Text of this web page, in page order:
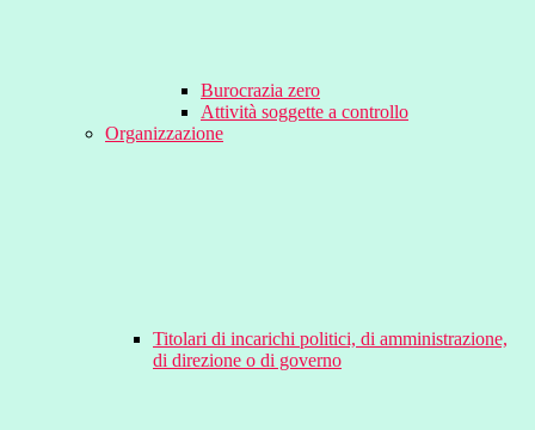
Burocrazia zero
Attività soggette a controllo
Organizzazione
Titolari di incarichi politici, di amministrazione,
di direzione o di governo